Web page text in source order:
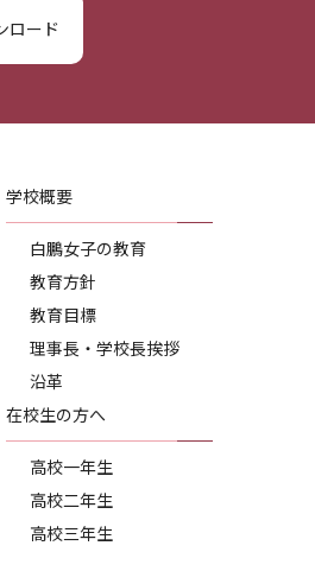
ロード
学校概要
白鵬女子の教育
教育方針
教育目標
理事長・学校長挨拶
沿革
在校生の方へ
高校一年生
高校二年生
高校三年生